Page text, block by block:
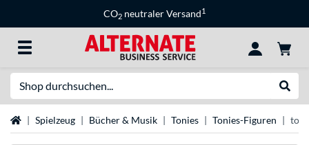
CO2 neutraler Versand1
StartseiteSpielzeug Bücher & Musik Tonies Tonies-Figuren